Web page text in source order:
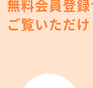
無料会員登録
ご覧いただけ